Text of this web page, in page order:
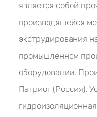
является собой
производящейся
экструдирования
промышленном
оборудовании.
Патриот (Россия).